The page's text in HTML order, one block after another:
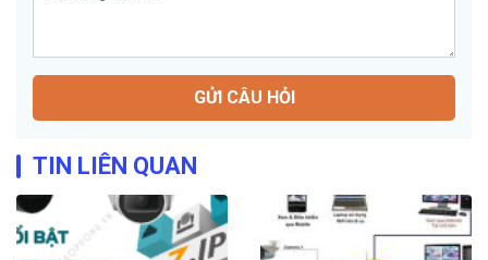
GỬI CÂU HỎI
TIN LIÊN QUAN